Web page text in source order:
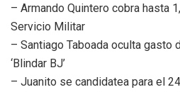
– Armando Quintero cobra hasta
Servicio Militar
– Santiago Taboada oculta gasto
‘Blindar BJ’
– Juanito se candidatea para el 24